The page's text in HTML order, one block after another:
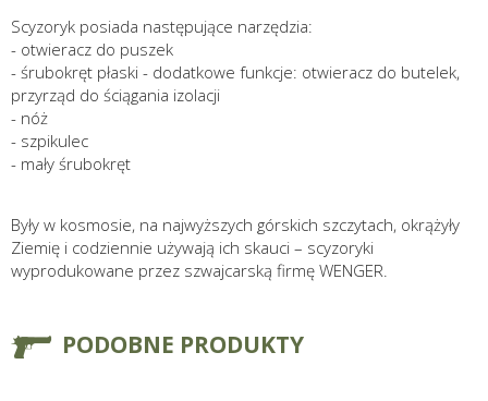
Scyzoryk posiada następujące narzędzia:
- otwieracz do puszek
- śrubokręt płaski - dodatkowe funkcje: otwieracz do butelek,
przyrząd do ściągania izolacji
- nóż
- szpikulec
- mały śrubokręt
Były w kosmosie, na najwyższych górskich szczytach, okrążyły
Ziemię i codziennie używają ich skauci – scyzoryki
wyprodukowane przez szwajcarską firmę WENGER.
PODOBNE PRODUKTY